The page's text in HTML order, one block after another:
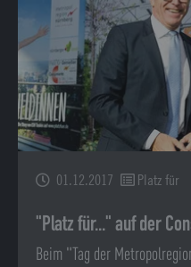
01.12.2017 Platz für
"Platz für..." auf der
Beim "Tag der